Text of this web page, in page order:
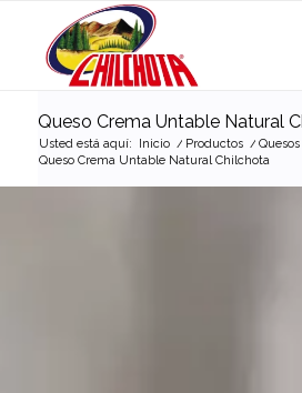
Queso Crema Untable Natural
Usted está aquí: Inicio / Productos / Quesos
Queso Crema Untable Natural Chilchota